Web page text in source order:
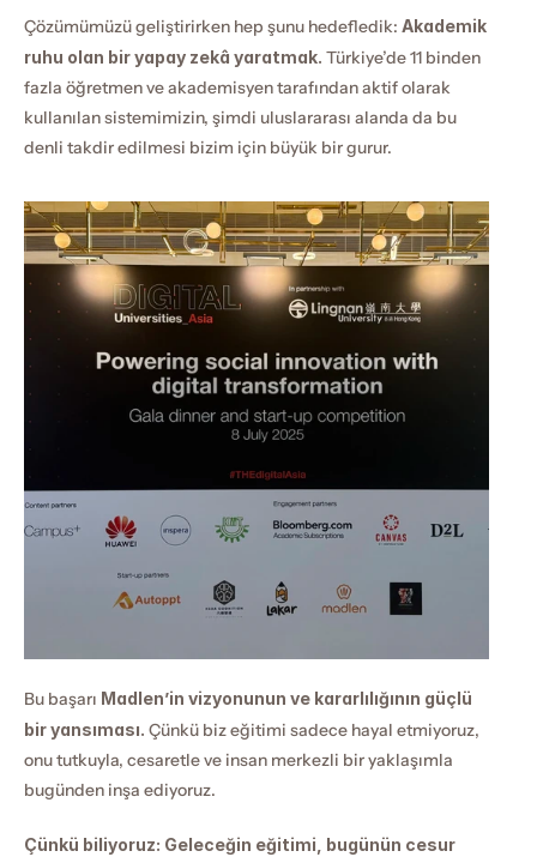
Çözümümüzü geliştirirken hep şunu hedefledik: Akademik
ruhu olan bir yapay zekâ yaratmak. Türkiye’de 11 binden
fazla öğretmen ve akademisyen tarafından aktif olarak
kullanılan sistemimizin, şimdi uluslararası alanda da bu
denli takdir edilmesi bizim için büyük bir gurur.
Bu başarı Madlen’in vizyonunun ve kararlılığının güçlü
bir yansıması. Çünkü biz eğitimi sadece hayal etmiyoruz,
onu tutkuyla, cesaretle ve insan merkezli bir yaklaşımla
bugünden inşa ediyoruz.
Çünkü biliyoruz: Geleceğin eğitimi, bugünün cesur